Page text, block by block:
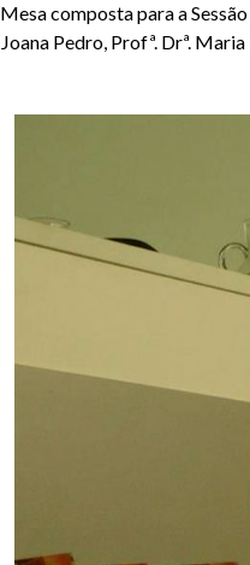
Mesa composta para a
Joana Pedro, Profª. Drª.